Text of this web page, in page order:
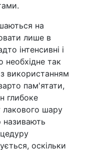
на
лише в
інтенсивні і
так
використанням
пам'ятати,
глибоке
лакового шару
називають
оскільки